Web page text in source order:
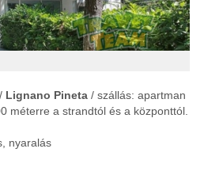
Lignano Pineta / szállás: apartman
méterre a strandtól és a központtól.
nyaralás